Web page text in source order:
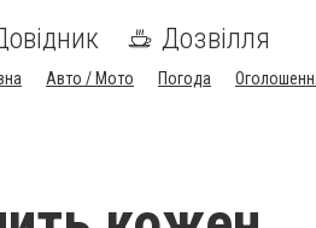
Дозвілля
Авто / Мото Погода